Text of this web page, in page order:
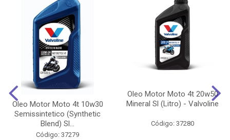
Oleo Motor Moto 4t 10w30
Semissintetico (Synthetic
Blend) Sl...
Código: 37279
Oleo Motor Moto 4t 20w50
Mineral Sl (Litro) - Valvoline
Código: 37280